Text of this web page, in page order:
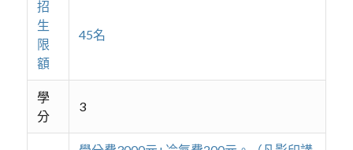
招
生
限
額
45名
學
分
3